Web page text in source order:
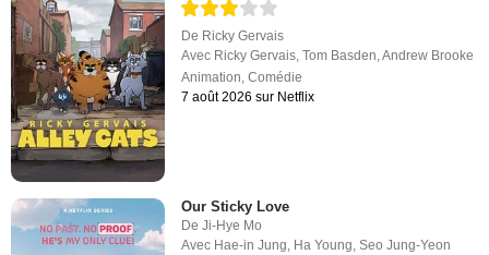
De Ricky Gervais
Avec Ricky Gervais,Tom Basden,Andrew Brooke
Animation,Comédie
7 août 2026 sur Netflix
Our Sticky Love
DeJi-Hye Mo
Avec Hae-in Jung, Ha Young,Seo Jung-Yeon